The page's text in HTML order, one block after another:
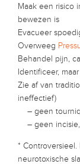
Maak een risico
bewezen is
Evacueer
Overweeg
Behandel pijn,
Identificeer,
Zie af van
ineffectief)
– geen
– geen incisie,
*
neurotoxische